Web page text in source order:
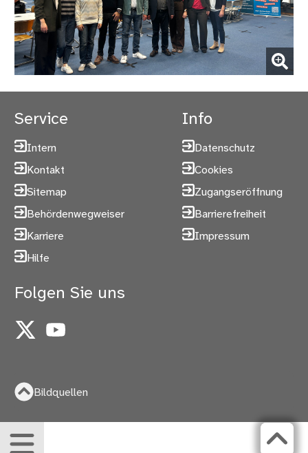
(Bild vergrößern)
Service
Intern
Kontakt
Sitemap
Behördenwegweiser
Karriere
Hilfe
Info
Datenschutz
Cookies
Zugangseröffnung
Barrierefreiheit
Impressum
Folgen Sie uns
X YouTube
Bildquellen
Menü